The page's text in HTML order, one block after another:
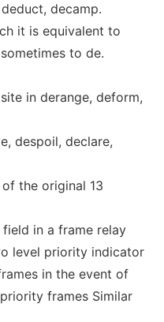
decamp.
it is equivalent to
to de.
in derange, deform,
despoil, declare,
the original 13
in a frame relay
level priority indicator
in the event of
frames Similar